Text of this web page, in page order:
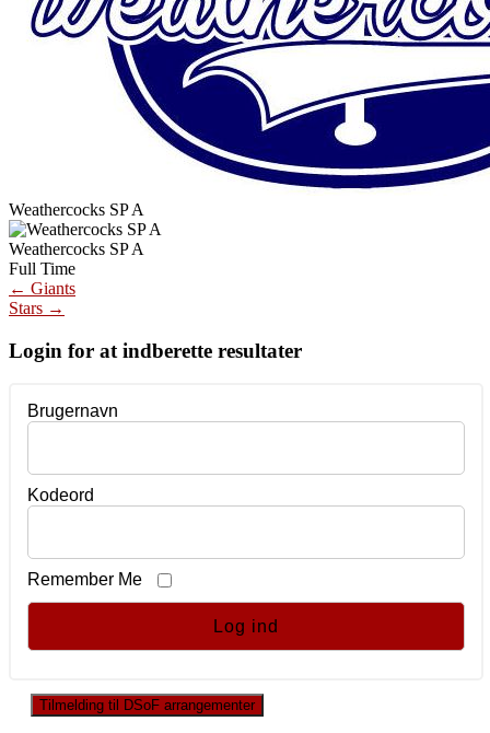
Weathercocks SP A
Weathercocks SP A
Full Time
Post
navigation
← Giants
Stars →
Login for at indberette resultater
Brugernavn
Kodeord
Remember Me
Tilmelding til DSoF arrangementer